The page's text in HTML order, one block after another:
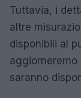
Tuttavia, i
altre
disponibili al
aggiorneremo
saranno